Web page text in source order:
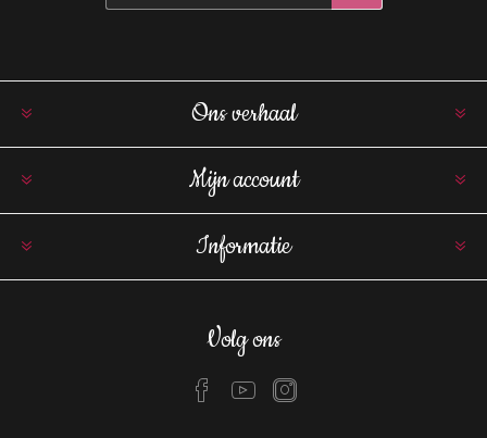
Ons verhaal
Mijn account
Informatie
Volg ons